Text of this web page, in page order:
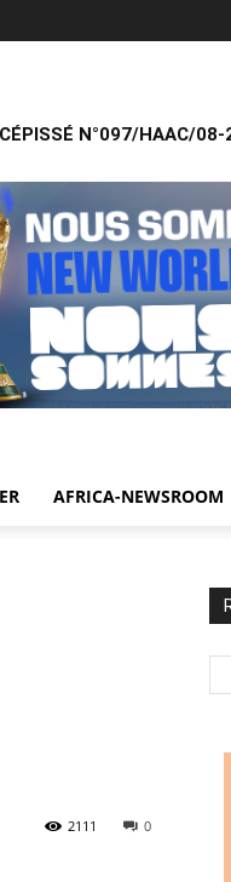
N°097/HAAC/
AFRICA-NEWSROOM
0
2111